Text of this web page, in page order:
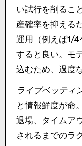
い試行を削るこ
産確率を抑える
運用（例えば1/
すると良い。モ
込むため、過度
ライブベッティ
と情報鮮度が命
退場、タイムア
されるまでのラ